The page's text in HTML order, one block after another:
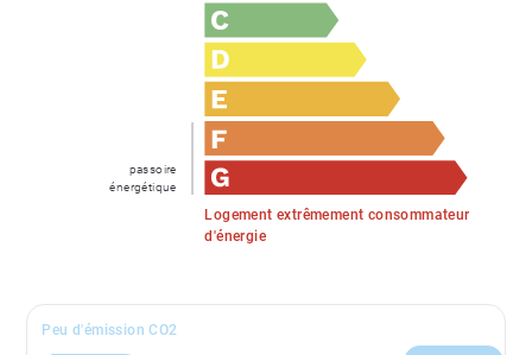
Logement extrêmement consommateur
d'énergie
passoire
énergétique
Peu d'émission CO2